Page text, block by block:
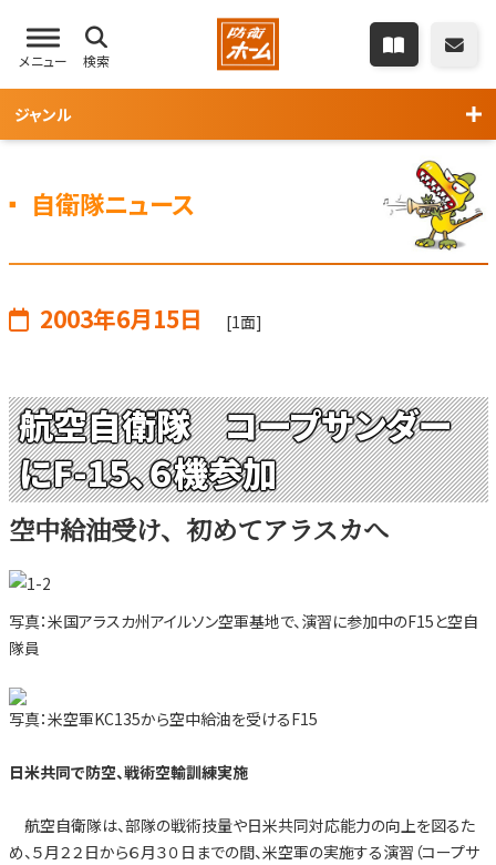
メニュー 検索
ジャンル
自衛隊ニュース
2003年6月15日 [1面]
航空自衛隊 コープサンダー
にF-15、６機参加
空中給油受け、初めてアラスカへ
写真：米国アラスカ州アイルソン空軍基地で、演習に参加中のF15と空自
隊員
写真：米空軍KC135から空中給油を受けるF15
日米共同で防空、戦術空輸訓練実施
航空自衛隊は、部隊の戦術技量や日米共同対応能力の向上を図るた
め、５月２２日から６月３０日までの間、米空軍の実施する演習（コープサ